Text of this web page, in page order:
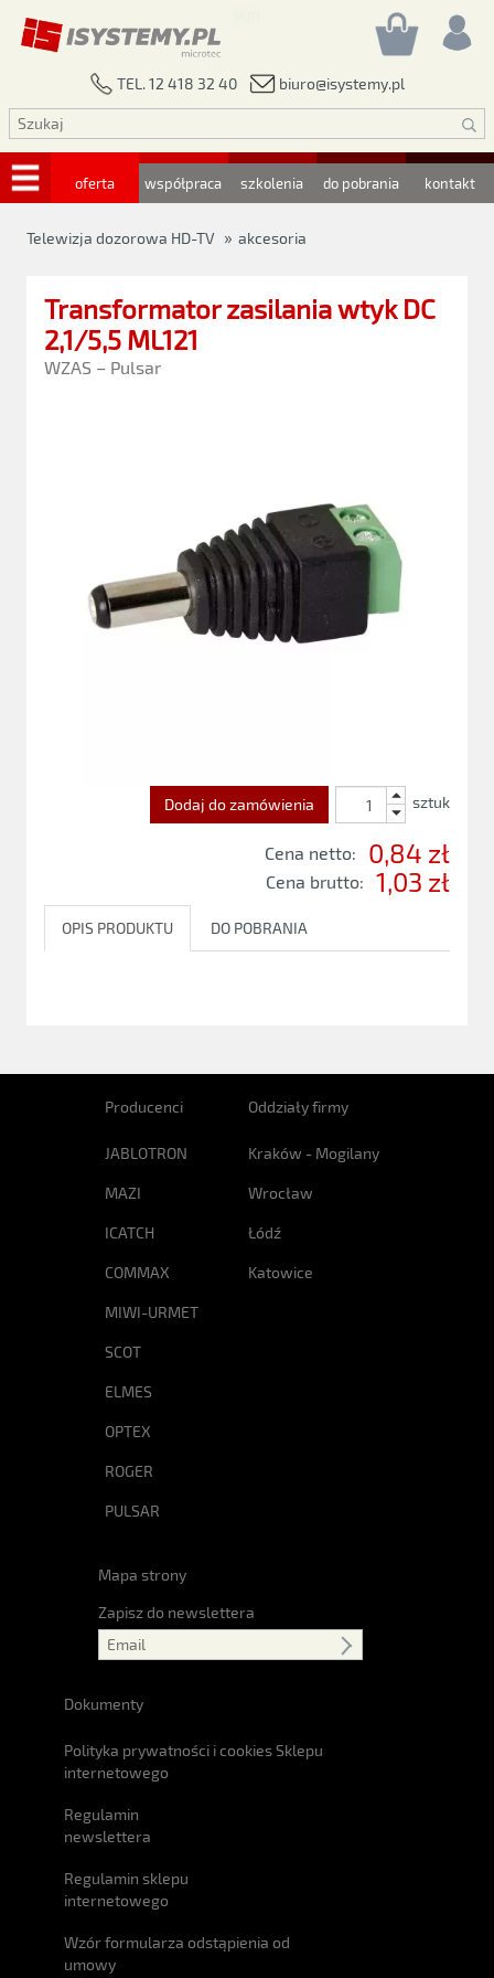
TEL. 12 418 32 40 biuro@isystemy.pl
oferta współpraca szkolenia do pobrania kontakt
Telewizja dozorowa HD-TV » akcesoria
Transformator zasilania wtyk DC
2,1/5,5 ML121
WZAS – Pulsar
Dodaj do zamówienia sztuk
Cena netto: 0,84 zł
Cena brutto: 1,03 zł
OPIS PRODUKTU DO POBRANIA
Producenci
JABLOTRON
MAZI
ICATCH
COMMAX
MIWI-URMET
SCOT
ELMES
OPTEX
ROGER
PULSAR
Oddziały firmy
Kraków - Mogilany
Wrocław
Łódź
Katowice
Mapa strony
Zapisz do newslettera
Dokumenty
Polityka prywatności i cookies Sklepu
internetowego
Regulamin
newslettera
Regulamin sklepu
internetowego
Wzór formularza odstąpienia od
umowy